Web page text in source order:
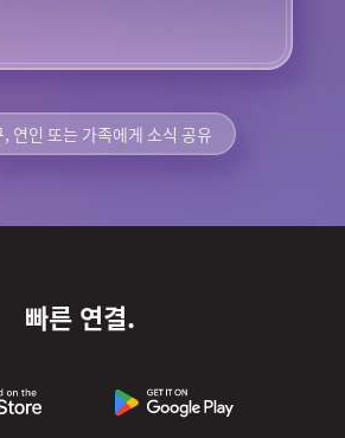
, 연인 또는 가족에게 소식 공유​
빠른 연결.